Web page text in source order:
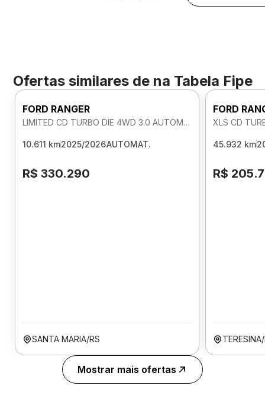
Ofertas similares de na Tabela Fipe
FORD RANGER
LIMITED CD TURBO DIE 4WD 3.0 AUTOMATICO
10.611 km2025/2026AUTOMAT.
R$ 330.290
SANTA MARIA/RS
FORD
XLS CD
45.932 km
R$
Mostrar mais ofertas